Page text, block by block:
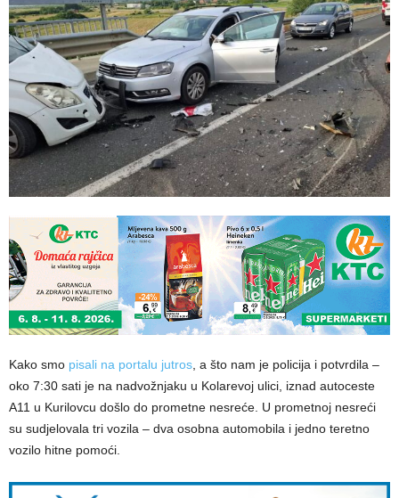
Kako smo pisali na portalu jutros , a što nam je policija i potvrdila –
oko 7:30 sati je na nadvožnjaku u Kolarevoj ulici, iznad autoceste
A11 u Kurilovcu došlo do prometne nesreće. U prometnoj nesreći
su sudjelovala tri vozila – dva osobna automobila i jedno teretno
vozilo hitne pomoći.